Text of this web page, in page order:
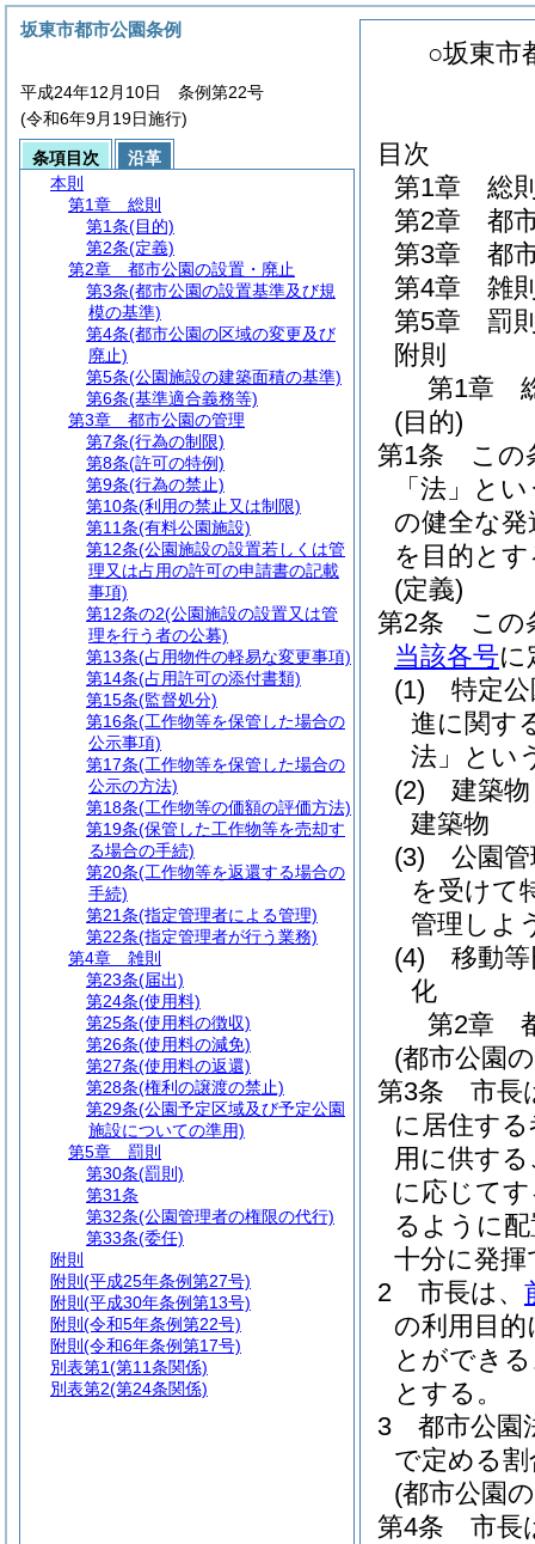
○坂東市
目次
第1章
総
第2章
都
第3章
都
第4章
雑
第5章
罰
附則
第1章
(目的)
第1条
この
「法」と
の健全な
を目的と
(定義)
第2条
この
当該各号に
(1)
特定
進に関す
法」とい
(2)
建築
建築物
(3)
公園
を受けて
管理しよ
(4)
移動
化
第2章
(都市公園
第3条
市長
に居住す
用に供す
に応じて
るように
十分に発
2
市長は、
の利用目
とができ
とする。
3
都市公園
で定める
(都市公園
第4条
市長
坂東市都市公園条例
平成24年12月10日 条例第22号
(令和6年9月19日施行)
条項目次
沿革
本則
第1章
総則
第1条(目的)
第2条(定義)
第2章
都市公園の設置・廃止
第3条(都市公園の設置基準及び規
模の基準)
第4条(都市公園の区域の変更及び
廃止)
第5条(公園施設の建築面積の基準)
第6条(基準適合義務等)
第3章
都市公園の管理
第7条(行為の制限)
第8条(許可の特例)
第9条(行為の禁止)
第10条(利用の禁止又は制限)
第11条(有料公園施設)
第12条(公園施設の設置若しくは管
理又は占用の許可の申請書の記載
事項)
第12条の2(公園施設の設置又は管
理を行う者の公募)
第13条(占用物件の軽易な変更事項)
第14条(占用許可の添付書類)
第15条(監督処分)
第16条(工作物等を保管した場合の
公示事項)
第17条(工作物等を保管した場合の
公示の方法)
第18条(工作物等の価額の評価方法)
第19条(保管した工作物等を売却す
る場合の手続)
第20条(工作物等を返還する場合の
手続)
第21条(指定管理者による管理)
第22条(指定管理者が行う業務)
第4章
雑則
第23条(届出)
第24条(使用料)
第25条(使用料の徴収)
第26条(使用料の減免)
第27条(使用料の返還)
第28条(権利の譲渡の禁止)
第29条(公園予定区域及び予定公園
施設についての準用)
第5章
罰則
第30条(罰則)
第31条
第32条(公園管理者の権限の代行)
第33条(委任)
附則
附則 (平成25年条例第27号)
附則 (平成30年条例第13号)
附則 (令和5年条例第22号)
附則 (令和6年条例第17号)
別表第1(第11条関係)
別表第2(第24条関係)